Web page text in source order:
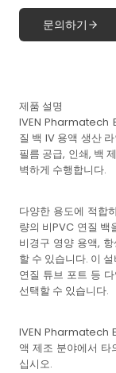
문의하기
제품 설명
IVEN Pharmatech
질 백 IV 용액 생산
필름 공급, 인쇄, 백
벽하게 수행합니다.
다양한 용도에 적합
량의 비PVC 연질 백
비경구 영양 용액,
할 수 있습니다. 이
연질 튜브 포트 등
선택할 수 있습니다.
IVEN Pharmatech
액 제조 분야에서 타
십시오.